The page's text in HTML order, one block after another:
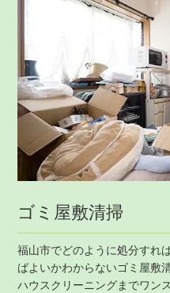
ゴミ屋敷清掃
福山市でどのように処分すれ
ばよいかわからないゴミ屋敷
ハウスクリーニングまでワン